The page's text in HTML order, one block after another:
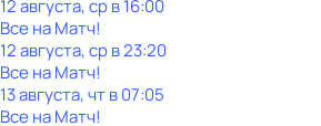
12 августа, ср в 16:00
Все на Матч!
12 августа, ср в 23:20
Все на Матч!
13 августа, чт в 07:05
Все на Матч!